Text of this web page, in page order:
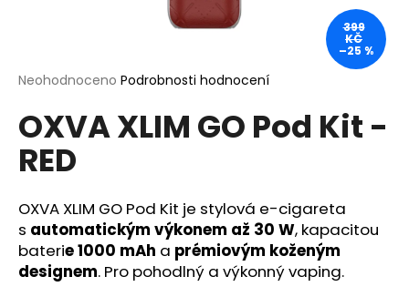
Průměrné
produktu
je
0,0
hvězdiček.
Neohodnoceno Podrobnosti hodnocení
OXVA XLIM GO Pod Kit -
RED
OXVA XLIM GO Pod Kit je stylová e-cigareta
s automatickým výkonem až 30 W, kapacitou
baterie 1000 mAh a prémiovým koženým
designem. Pro pohodlný a výkonný vaping.
399
KČ
–25 %
í
t
?
HLEDAT